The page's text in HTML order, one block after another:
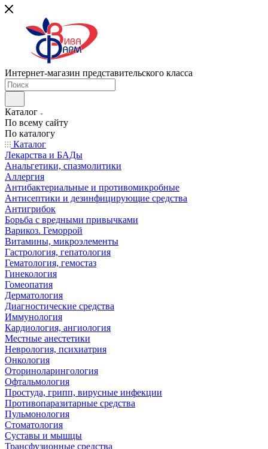
Интернет-магазин представительского класса
Каталог
По всему сайту
По каталогу
Каталог
Лекарства и БАДы
Анальгетики, спазмолитики
Аллергия
Антибактериальные и противомикробные
Антисептики и дезинфицирующие средства
Антигрибок
Борьба с вредными привычками
Варикоз. Геморрой
Витамины, микроэлементы
Гастрология, гепатология
Гематология, гемостаз
Гинекология
Гомеопатия
Дерматология
Диагностические средства
Иммунология
Кардиология, ангиология
Местные анестетики
Неврология, психиатрия
Онкология
Оториноларингология
Офтальмология
Простуда, грипп, вирусные инфекции
Противопаразитарные средства
Пульмонология
Стоматология
Суставы и мышцы
Трансфузионные средства